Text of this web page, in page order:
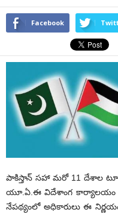
Facebook
పాకిస్తాన్ సహా మరో 11 దేశాల
యూ.ఏ.ఈ విదేశాంగ కార్యాలయం
నేపథ్యంలో అధికారులు ఈ